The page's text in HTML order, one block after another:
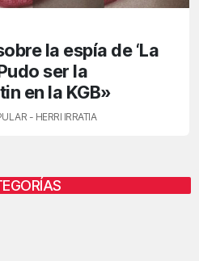
la espía de ‘La
ser la
en la KGB»
- HERRI IRRATIA